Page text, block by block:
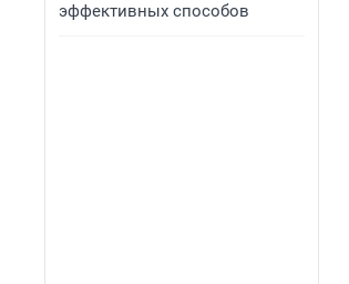
эффективных способов